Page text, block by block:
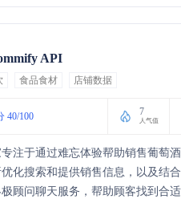
API
食品食材 店铺数据
40/100 7
人气值
专注于通过难忘体验帮助销售葡萄
化搜索和提供销售信息，以及结
顾问聊天服务，帮助顾客找到合